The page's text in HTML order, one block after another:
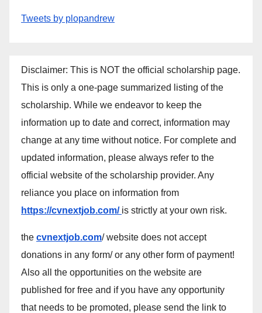
Tweets by plopandrew
Disclaimer: This is NOT the official scholarship page.
This is only a one-page summarized listing of the
scholarship. While we endeavor to keep the
information up to date and correct, information may
change at any time without notice. For complete and
updated information, please always refer to the
official website of the scholarship provider. Any
reliance you place on information from
https://cvnextjob.com/ is strictly at your own risk.
the cvnextjob.com/ website does not accept
donations in any form/ or any other form of payment!
Also all the opportunities on the website are
published for free and if you have any opportunity
that needs to be promoted, please send the link to